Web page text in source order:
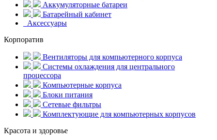
Аккумуляторные батареи
Батарейный кабинет
Аксессуары
Корпоратив
Вентиляторы для компьютерного корпуса
Системы охлаждения для центрального
процессора
Компьютерные корпуса
Блоки питания
Сетевые фильтры
Комплектующие для компьютерных корпусов
Красота и здоровье